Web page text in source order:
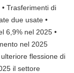
Trasferimenti di
due usate •
6,9% nel 2025 •
nel 2025
flessione di
il settore